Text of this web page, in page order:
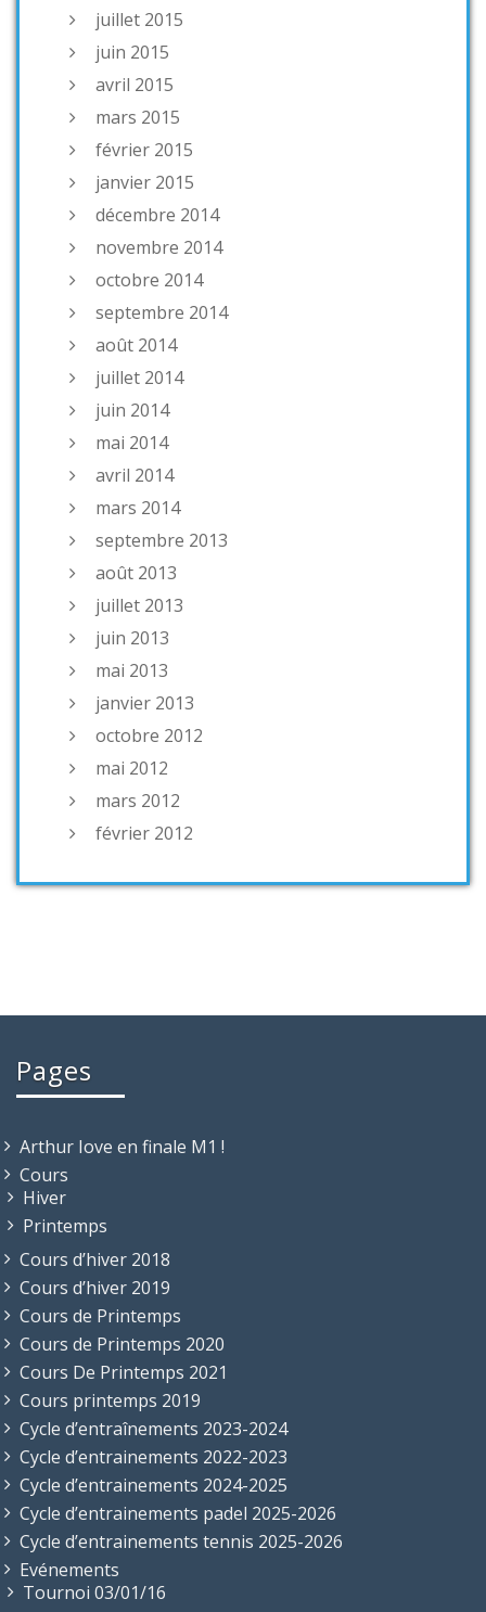
juillet 2015
juin 2015
avril 2015
mars 2015
février 2015
janvier 2015
décembre 2014
novembre 2014
octobre 2014
septembre 2014
août 2014
juillet 2014
juin 2014
mai 2014
avril 2014
mars 2014
septembre 2013
août 2013
juillet 2013
juin 2013
mai 2013
janvier 2013
octobre 2012
mai 2012
mars 2012
février 2012
Pages
Arthur Iove en finale M1 !
Cours
Hiver
Printemps
Cours d’hiver 2018
Cours d’hiver 2019
Cours de Printemps
Cours de Printemps 2020
Cours De Printemps 2021
Cours printemps 2019
Cycle d’entraînements 2023-2024
Cycle d’entrainements 2022-2023
Cycle d’entrainements 2024-2025
Cycle d’entrainements padel 2025-2026
Cycle d’entrainements tennis 2025-2026
Evénements
Tournoi 03/01/16